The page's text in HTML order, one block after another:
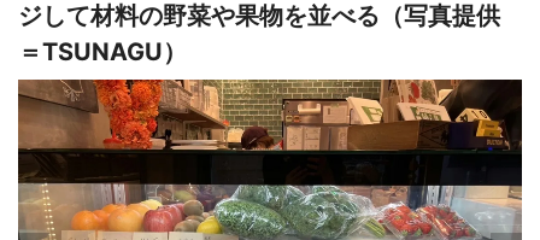
ジして材料の野菜や果物を並べる（写真提供
＝TSUNAGU）